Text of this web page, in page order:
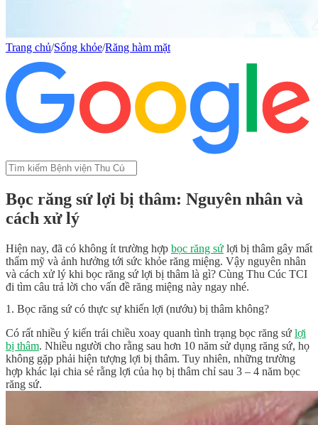
Trang chủ/Sống khỏe/Răng hàm mặt
Bọc răng sứ lợi bị thâm: Nguyên nhân và
cách xử lý
Hiện nay, đã có không ít trường hợp bọc răng sứ lợi bị thâm gây mất
thẩm mỹ và ảnh hưởng tới sức khỏe răng miệng. Vậy nguyên nhân
và cách xử lý khi bọc răng sứ lợi bị thâm là gì? Cùng Thu Cúc TCI
đi tìm câu trả lời cho vấn đề răng miệng này ngay nhé.
1. Bọc răng sứ có thực sự khiến lợi (nướu) bị thâm không?
Có rất nhiều ý kiến trái chiều xoay quanh tình trạng bọc răng sứ lợi
bị thâm. Nhiều người cho rằng sau hơn 10 năm sử dụng răng sứ, họ
không gặp phải hiện tượng lợi bị thâm. Tuy nhiên, những trường
hợp khác lại chia sẻ rằng lợi của họ bị thâm chỉ sau 3 – 4 năm bọc
răng sứ.